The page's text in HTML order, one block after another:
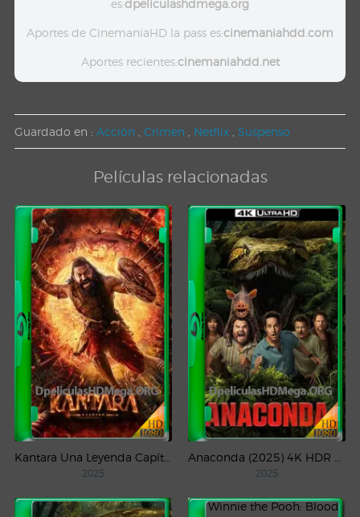
es:dpeliculashdmega.org
Aportes de CinemaniaHD la pass es:cinemaniahdd.com
Aportes recientes:cinemaniahdd.net
Guardado en : Acción Crimen Netflix Suspenso
Películas relacionadas
2025 2025